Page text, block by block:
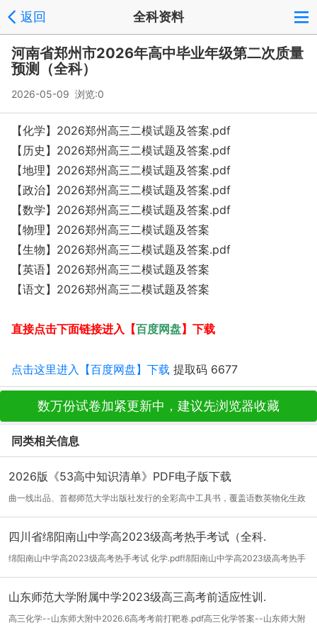
返回 全科资料
河南省郑州市2026年高中毕业年级第二次质量
预测（全科）
2026-05-09 浏览:0
【化学】2026郑州高三二模试题及答案.pdf
【历史】2026郑州高三二模试题及答案.pdf
【地理】2026郑州高三二模试题及答案.pdf
【政治】2026郑州高三二模试题及答案.pdf
【数学】2026郑州高三二模试题及答案.pdf
【物理】2026郑州高三二模试题及答案
【生物】2026郑州高三二模试题及答案.pdf
【英语】2026郑州高三二模试题及答案
【语文】2026郑州高三二模试题及答案
直接点击下面链接进入【百度网盘】下载
点击这里进入【百度网盘】下载 提取码 6677
数万份试卷加紧更新中，建议先浏览器收藏
同类相关信息
2026版《53高中知识清单》PDF电子版下载
曲一线出品、首都师范大学出版社发行的全彩高中工具书，覆盖语数英物化生政
史地九...[详细]
四川省绵阳南山中学高2023级高考热手考试（全科.
绵阳南山中学高2023级高考热手考试 化学.pdf绵阳南山中学高2023级高考热手
考试 化...[详细]
山东师范大学附属中学2023级高三高考前适应性训.
高三化学--山东师大附中2026.6高考考前打靶卷.pdf高三化学答案--山东师大附